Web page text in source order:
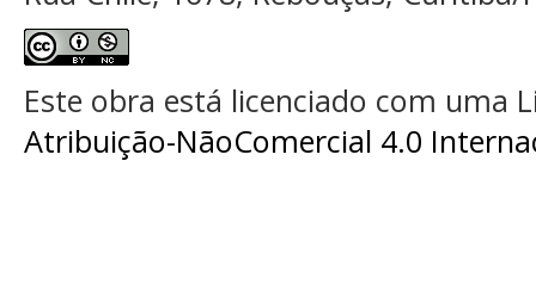
Este obra está licenciado com uma
Atribuição-NãoComercial 4.0